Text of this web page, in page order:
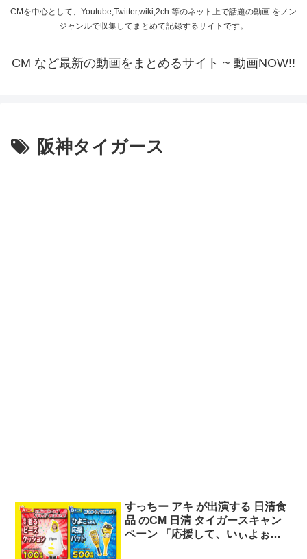
CMを中心として、Youtube,Twitter,wiki,2ch 等のネット上で話題の動画 をノン
ジャンルで収集してまとめて記録するサイトです。
CM など最新の動画をまとめるサイト ~ 動画NOW!!
阪神タイガース
すっちー アキ が出演する 日清食
品 のCM 日清 タイガースキャン
ペーン 「応援して、いぃよぉ～